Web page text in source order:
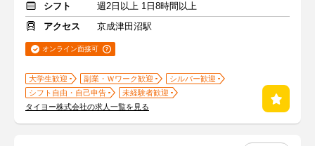
シフト
週2日以上 1日8時間以上
アクセス
京成津田沼駅
オンライン面接可
大学生歓迎 副業・Ｗワーク歓迎
シルバー歓迎
シフト自由・自己申告
未経験者歓迎
タイヨー株式会社の求人一覧を見る